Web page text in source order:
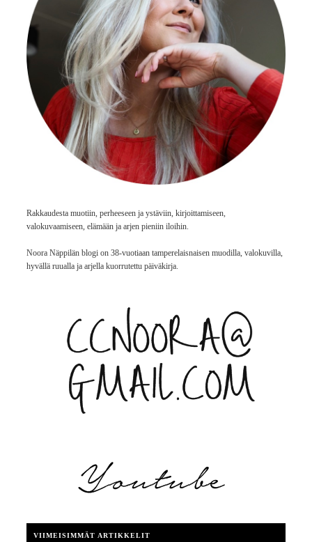
Rakkaudesta muotiin, perheeseen ja ystäviin, kirjoittamiseen,
valokuvaamiseen, elämään ja arjen pieniin iloihin.
Noora Näppilän blogi on 38-vuotiaan tamperelaisnaisen muodilla, valokuvilla,
hyvällä ruualla ja arjella kuorrutettu päiväkirja.
VIIMEISIMMÄT ARTIKKELIT